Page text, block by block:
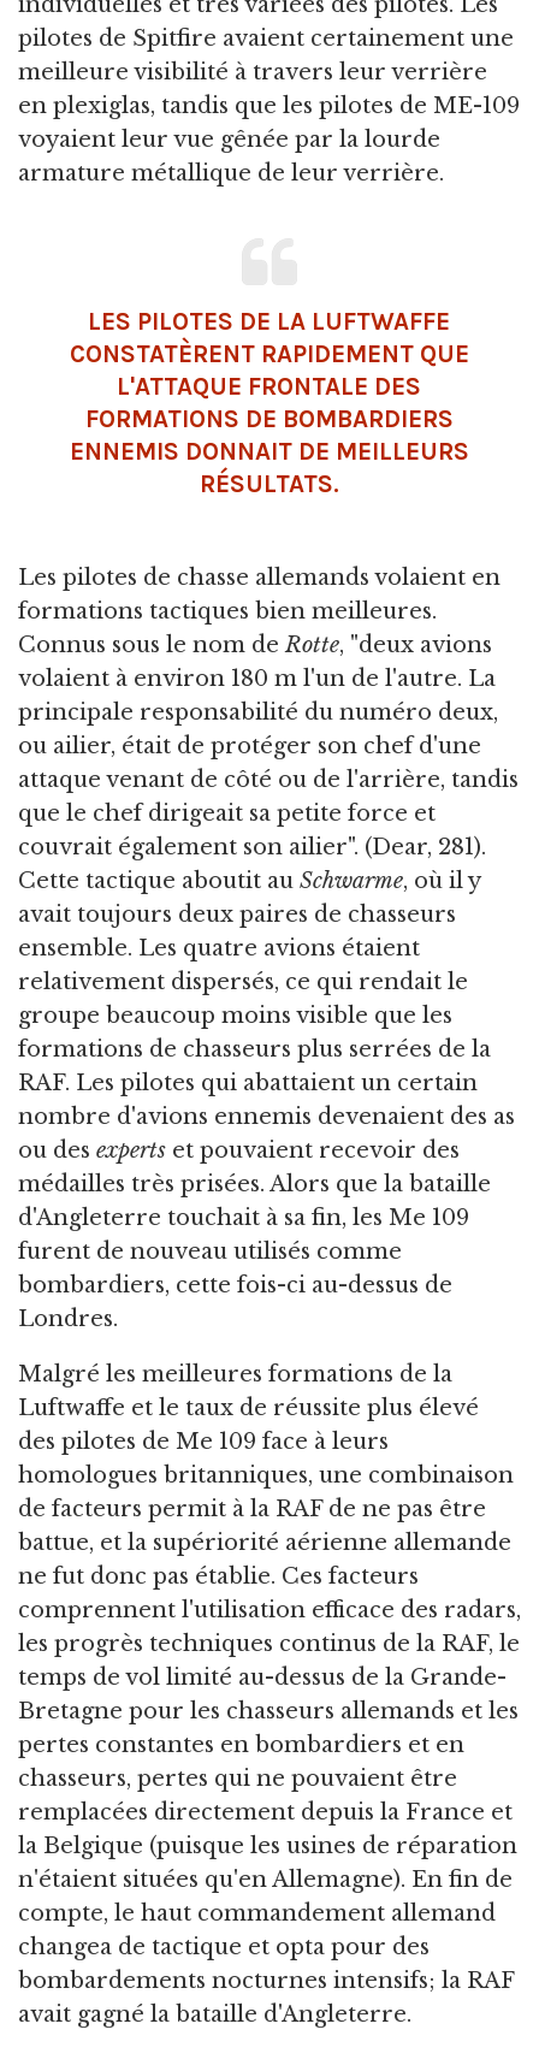
pilotes de Spitfire avaient certainement une
meilleure visibilité à travers leur verrière
en plexiglas, tandis que les pilotes de ME-109
voyaient leur vue gênée par la lourde
armature métallique de leur verrière.
LES PILOTES DE LA LUFTWAFFE
CONSTATÈRENT RAPIDEMENT QUE
L'ATTAQUE FRONTALE DES
FORMATIONS DE BOMBARDIERS
ENNEMIS DONNAIT DE MEILLEURS
RÉSULTATS.
Les pilotes de chasse allemands volaient en
formations tactiques bien meilleures.
Connus sous le nom deRotte, "deux avions
volaient à environ 180 m l'un de l'autre. La
principale responsabilité du numéro deux,
ou ailier, était de protéger son chef d'une
attaque venant de côté ou de l'arrière, tandis
que le chef dirigeait sa petite force et
couvrait également son ailier". (Dear, 281).
Cette tactique aboutit au Schwarme, où il y
avait toujours deux paires de chasseurs
ensemble. Les quatre avions étaient
relativement dispersés, ce qui rendait le
groupe beaucoup moins visible que les
formations de chasseurs plus serrées de la
RAF. Les pilotes qui abattaient un certain
nombre d'avions ennemis devenaient des as
ou des experts et pouvaient recevoir des
médailles très prisées. Alors que la bataille
d'Angleterre touchait à sa fin, les Me 109
furent de nouveau utilisés comme
bombardiers, cette fois-ci au-dessus de
Londres.
Malgré les meilleures formations de la
Luftwaffe et le taux de réussite plus élevé
des pilotes de Me 109 face à leurs
homologues britanniques, une combinaison
de facteurs permit à la RAF de ne pas être
battue, et la supériorité aérienne allemande
ne fut donc pas établie. Ces facteurs
comprennent l'utilisation efficace des radars,
les progrès techniques continus de la RAF, le
temps de vol limité au-dessus de la Grande-
Bretagne pour les chasseurs allemands et les
pertes constantes en bombardiers et en
chasseurs, pertes qui ne pouvaient être
remplacées directement depuis la France et
la Belgique (puisque les usines de réparation
n'étaient situées qu'en Allemagne). En fin de
compte, le haut commandement allemand
changea de tactique et opta pour des
bombardements nocturnes intensifs; la RAF
avait gagné la bataille d'Angleterre.